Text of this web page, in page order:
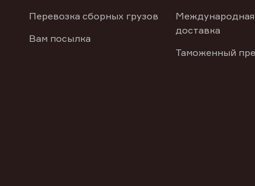
Перевозка сборных грузов
Вам посылка
Международная
доставка
Таможенный